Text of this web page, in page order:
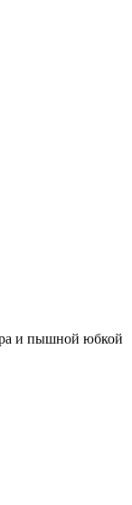
и пышной юбкой